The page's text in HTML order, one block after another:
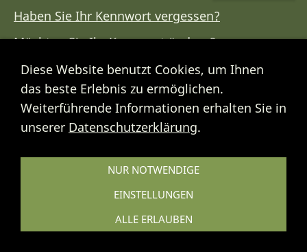
Haben Sie Ihr Kennwort vergessen?
Möchten Sie Ihr Kennwort ändern?
Gönnheim e.V. - Alle Rechte vorbehalten
Diese Website benutzt Cookies, um Ihnen
das beste Erlebnis zu ermöglichen.
Weiterführende Informationen erhalten Sie in
unserer Datenschutzerklärung.
NUR NOTWENDIGE
EINSTELLUNGEN
ALLE ERLAUBEN